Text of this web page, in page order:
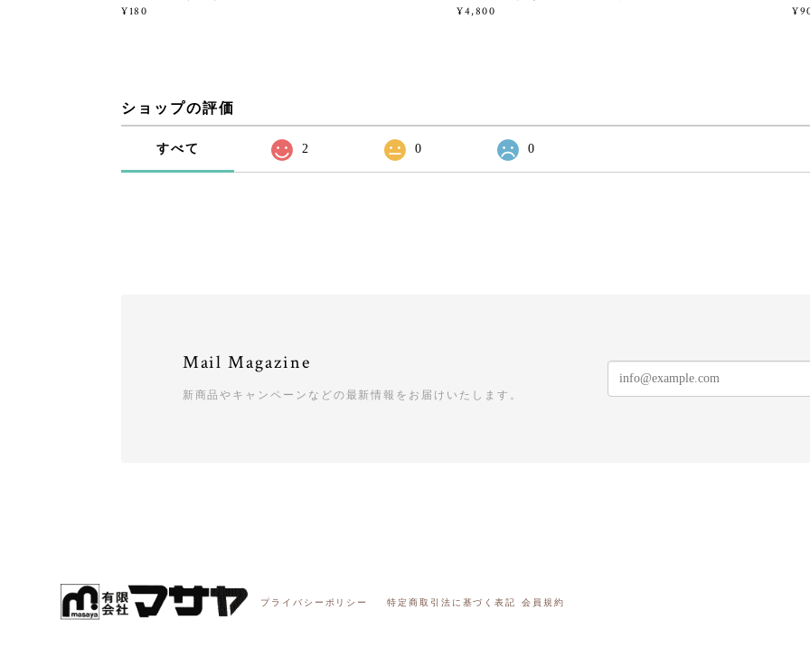
¥180 ¥4,800
ショップの評価
すべて 2 0 0
Mail Magazine
新商品やキャンペーンなどの最新情報をお届けいたします。
プライバシーポリシー 特定商取引法に基づく表記 会員規約